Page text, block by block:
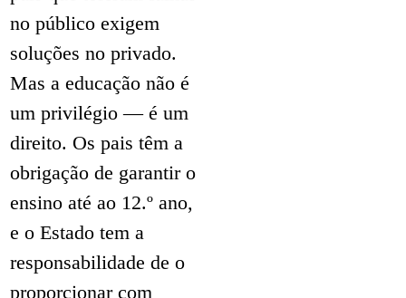
no público exigem
soluções no privado.
Mas a educação não é
um privilégio — é um
direito. Os pais têm a
obrigação de garantir o
ensino até ao 12.º ano,
e o Estado tem a
responsabilidade de o
proporcionar com